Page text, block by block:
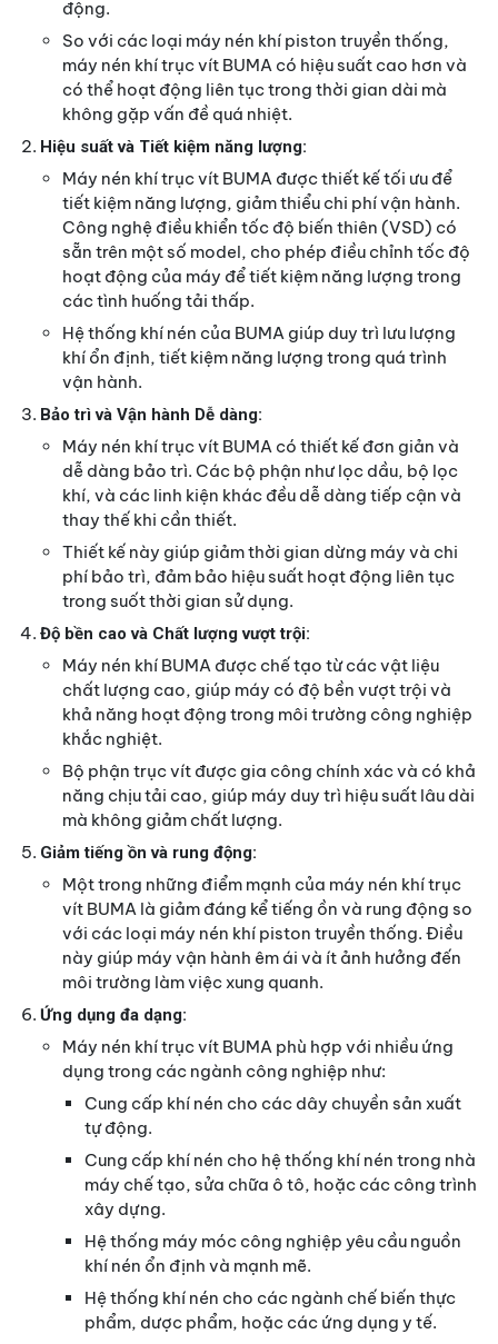
động.
So với các loại máy nén khí piston truyền thống,
máy nén khí trục vít BUMA có hiệu suất cao hơn và
có thể hoạt động liên tục trong thời gian dài mà
không gặp vấn đề quá nhiệt.
Hiệu suất và Tiết kiệm năng lượng:
Máy nén khí trục vít BUMA được thiết kế tối ưu để
tiết kiệm năng lượng, giảm thiểu chi phí vận hành.
Công nghệ điều khiển tốc độ biến thiên (VSD) có
sẵn trên một số model, cho phép điều chỉnh tốc độ
hoạt động của máy để tiết kiệm năng lượng trong
các tình huống tải thấp.
Hệ thống khí nén của BUMA giúp duy trì lưu lượng
khí ổn định, tiết kiệm năng lượng trong quá trình
vận hành.
Bảo trì và Vận hành Dễ dàng:
Máy nén khí trục vít BUMA có thiết kế đơn giản và
dễ dàng bảo trì. Các bộ phận như lọc dầu, bộ lọc
khí, và các linh kiện khác đều dễ dàng tiếp cận và
thay thế khi cần thiết.
Thiết kế này giúp giảm thời gian dừng máy và chi
phí bảo trì, đảm bảo hiệu suất hoạt động liên tục
trong suốt thời gian sử dụng.
Độ bền cao và Chất lượng vượt trội:
Máy nén khí BUMA được chế tạo từ các vật liệu
chất lượng cao, giúp máy có độ bền vượt trội và
khả năng hoạt động trong môi trường công nghiệp
khắc nghiệt.
Bộ phận trục vít được gia công chính xác và có khả
năng chịu tải cao, giúp máy duy trì hiệu suất lâu dài
mà không giảm chất lượng.
Giảm tiếng ồn và rung động:
Một trong những điểm mạnh của máy nén khí trục
vít BUMA là giảm đáng kể tiếng ồn và rung động so
với các loại máy nén khí piston truyền thống. Điều
này giúp máy vận hành êm ái và ít ảnh hưởng đến
môi trường làm việc xung quanh.
Ứng dụng đa dạng:
Máy nén khí trục vít BUMA phù hợp với nhiều ứng
dụng trong các ngành công nghiệp như:
Cung cấp khí nén cho các dây chuyền sản xuất
tự động.
Cung cấp khí nén cho hệ thống khí nén trong nhà
máy chế tạo, sửa chữa ô tô, hoặc các công trình
xây dựng.
Hệ thống máy móc công nghiệp yêu cầu nguồn
khí nén ổn định và mạnh mẽ.
Hệ thống khí nén cho các ngành chế biến thực
phẩm, dược phẩm, hoặc các ứng dụng y tế.